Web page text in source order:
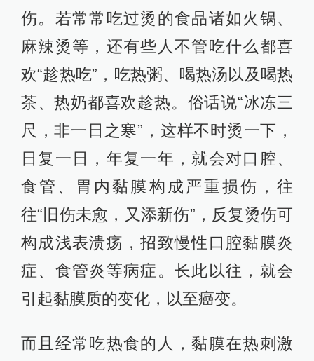
伤。若常常吃过烫的食品诸如火锅、
麻辣烫等，还有些人不管吃什么都喜
欢“趁热吃”，吃热粥、喝热汤以及喝热
茶、热奶都喜欢趁热。俗话说“冰冻三
尺，非一日之寒”，这样不时烫一下，
日复一日，年复一年，就会对口腔、
食管、胃内黏膜构成严重损伤，往
往“旧伤未愈，又添新伤”，反复烫伤可
构成浅表溃疡，招致慢性口腔黏膜炎
症、食管炎等病症。长此以往，就会
引起黏膜质的变化，以至癌变。
而且经常吃热食的人，黏膜在热刺激